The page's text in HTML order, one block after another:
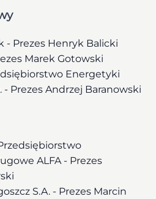
- Prezes Henryk Balicki
Marek Gotowski
Energetyki
- Prezes Andrzej Baranowski
ALFA - Prezes
S.A. - Prezes Marcin